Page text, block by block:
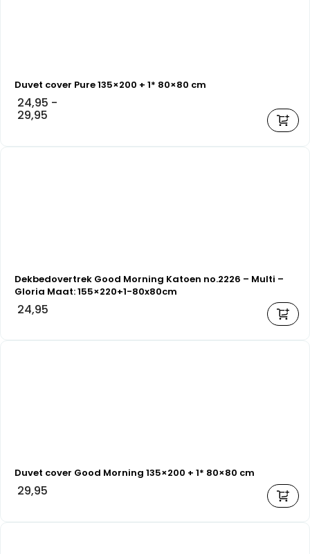
Duvet cover Pure 135×200 + 1* 80×80 cm
24,95 -
29,95
Dekbedovertrek Good Morning Katoen no.2226 – Multi –
Gloria Maat: 155×220+1-80x80cm
24,95
Duvet cover Good Morning 135×200 + 1* 80×80 cm
29,95